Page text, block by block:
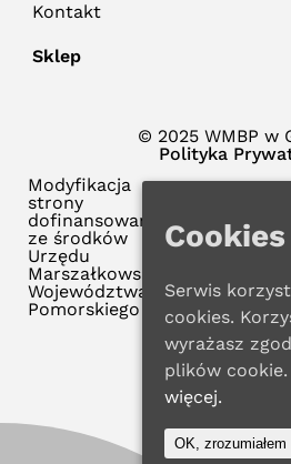
Kontakt
Sklep
© 2025 WMBP w
Polityka
Modyfikacja
strony
dofinansowana
ze środków
Urzędu
Marszałkowskiego
Województwa
Pomorskiego
Cookies
Serwis
cookies.
wyrażasz
plików cookie.
więcej.
OK, zrozumiałem